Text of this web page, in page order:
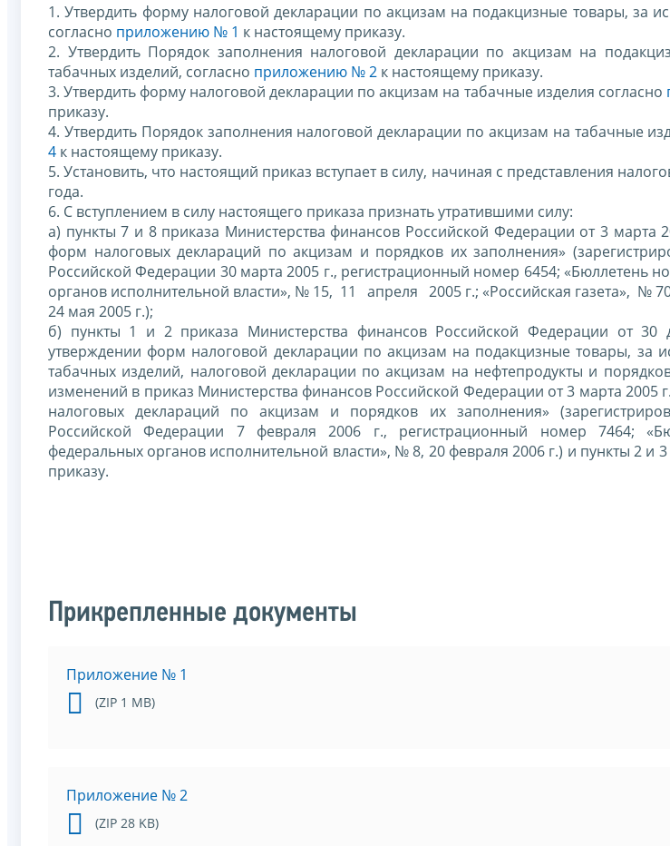
1. Утвердить форму налоговой декларации по акцизам на подакцизные товары, за
согласно приложению № 1 к настоящему приказу.
2. Утвердить Порядок заполнения налоговой декларации по акцизам на
табачных изделий, согласно приложению № 2 к настоящему приказу.
3. Утвердить форму налоговой декларации по акцизам на табачные изделия согласно
приказу.
4. Утвердить Порядок заполнения налоговой декларации по акцизам на табачные
4 к настоящему приказу.
5. Установить, что настоящий приказ вступает в силу, начиная с представления
года.
6. С вступлением в силу настоящего приказа признать утратившими силу:
а) пункты 7 и 8 приказа Министерства финансов Российской Федерации от 3 марта
форм налоговых деклараций по акцизам и порядков их заполнения»
Российской Федерации 30 марта 2005 г., регистрационный номер 6454; «Бюллетень
органов исполнительной власти», № 15, 11 апреля 2005 г.; «Российская газета», №
24 мая 2005 г.);
б) пункты 1 и 2 приказа Министерства финансов Российской Федерации от
утверждении форм налоговой декларации по акцизам на подакцизные товары, за
табачных изделий, налоговой декларации по акцизам на нефтепродукты и
изменений в приказ Министерства финансов Российской Федерации от 3 марта
налоговых деклараций по акцизам и порядков их заполнения»
Российской Федерации 7 февраля 2006 г., регистрационный номер 7464;
федеральных органов исполнительной власти», № 8, 20 февраля 2006 г.) и пункты 2
приказу.
Прикрепленные документы
Приложение № 1
(ZIP 1 MB)
Приложение № 2
(ZIP 28 KB)